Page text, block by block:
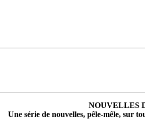
NOUVELLES
Une série de nouvelles, pêle-mêle, sur